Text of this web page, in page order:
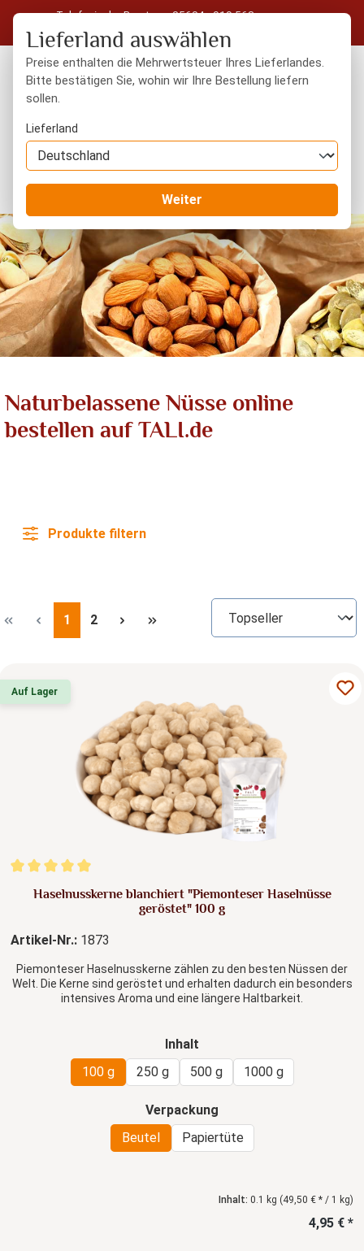
Zum Hauptinhalt springen
Telefonische Beratung: 05604 - 919 563
Kostenloser Versand in Deutschland ab 50 € Warenwert
Naturbelassene Nüsse online
bestellen auf TALI.de
Produkte filtern
Seite
1 Seite
2
Auf Lager
Durchschnittliche Bewertung von 5 von 5 Sternen
Haselnusskerne blanchiert "Piemonteser Haselnüsse
geröstet" 100 g
Artikel-Nr.: 1873
Piemonteser Haselnusskerne zählen zu den besten Nüssen der
Welt. Die Kerne sind geröstet und erhalten dadurch ein besonders
intensives Aroma und eine längere Haltbarkeit.
Inhalt
100 g
250 g 500 g 1000 g
Verpackung
Beutel
Papiertüte
Inhalt: 0.1 kg (49,50 € * / 1 kg)
4,95 € *
Lieferland auswählen
Preise enthalten die Mehrwertsteuer Ihres Lieferlandes.
Bitte bestätigen Sie, wohin wir Ihre Bestellung liefern
sollen.
Lieferland
Weiter